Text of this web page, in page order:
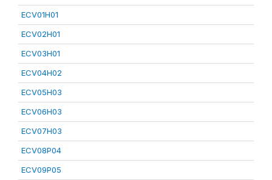
ECV01H01
ECV02H01
ECV03H01
ECV04H02
ECV05H03
ECV06H03
ECV07H03
ECV08P04
ECV09P05